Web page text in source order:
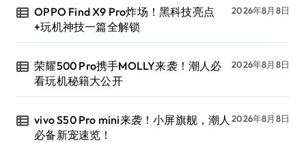
OPPO Find X9 Pro炸场！黑科技亮点
+玩机神技一篇全解锁
2026年8月8日
荣耀500 Pro携手MOLLY来袭！潮人必
看玩机秘籍大公开
2026年8月8日
vivo S50 Pro mini来袭！小屏旗舰，潮人
必备新宠速览！
2026年8月8日